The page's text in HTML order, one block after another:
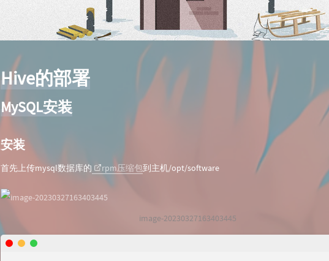
Hive的部署
MySQL安装
安装
首先上传mysql数据库的 rpm压缩包到主机/opt/software
image-20230327163403445